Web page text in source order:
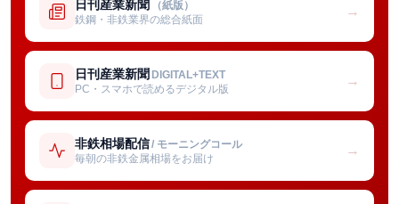
日刊産業新聞 （紙版）
鉄鋼・非鉄業界の総合紙面
→
日刊産業新聞 DIGITAL+TEXT
PC・スマホで読めるデジタル版
→
非鉄相場配信/ モーニングコール
毎朝の非鉄金属相場をお届け
→